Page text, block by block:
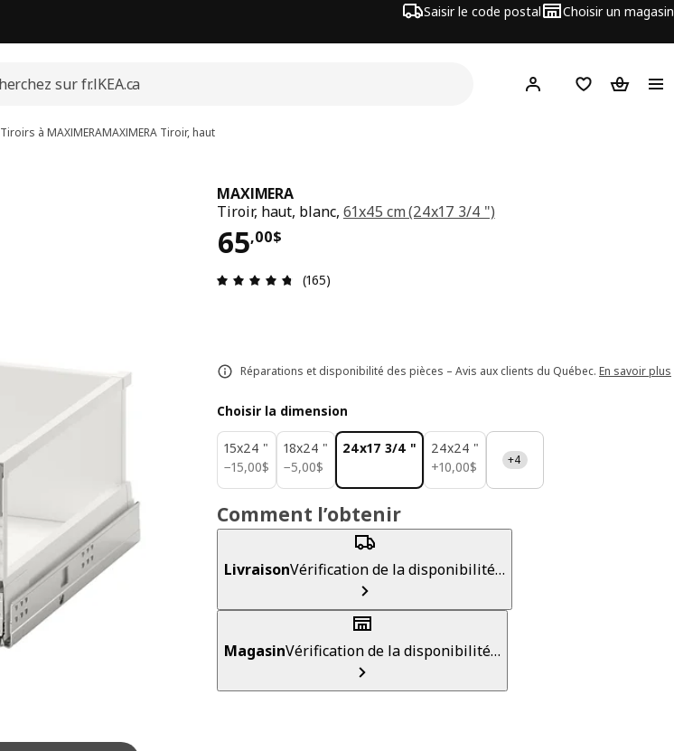
Saisir le code postal Choisir un magasin
Hej ! Connectez-vous
Liste d'achats
Panier
Tiroirs à MAXIMERAMAXIMERA Tiroir, haut
MAXIMERA
Tiroir, haut, blanc, 61x45 cm (24x17 3/4 ")
65,00$
Prix 65,00$
Avis: 4.7 sur 5 étoiles. Nombre total d'avis: 165
(165)
Réparations et disponibilité des pièces – Avis aux clients du Québec. En savoir plus
Choisir la dimension
15x24 "
−15,00$
15,00$
18x24 "
−5,00$
5,00$
24x17 3/4 "
24x24 "
+10,00$
10,00$ +4
Comment l’obtenir
LivraisonVérification de la disponibilité…
MagasinVérification de la disponibilité…